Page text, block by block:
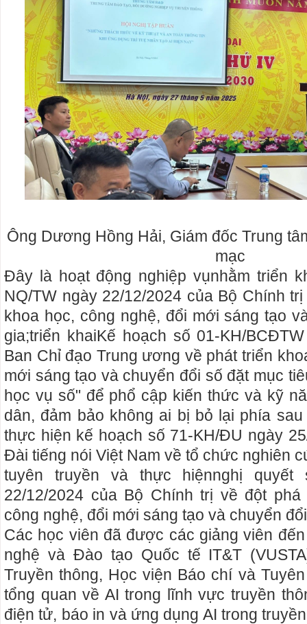
Ông Dương Hồng Hải, Giám đốc Trung
mạc
Đây là hoạt động nghiệp vụnhằm triển
NQ/TW ngày 22/12/2024 của Bộ Chính
khoa học, công nghệ, đổi mới sáng tạo
gia;triển khaiKế hoạch số 01-KH/
Ban Chỉ đạo Trung ương về phát triển
mới sáng tạo và chuyển đổi số đặt mục
học vụ số" để phổ cập kiến thức và kỹ
dân, đảm bảo không ai bị bỏ lại phía
thực hiện kế hoạch số 71-KH/ĐU ngày
Đài tiếng nói Việt Nam về tổ chức nghiên
tuyên truyền và thực hiệnnghị quyết
22/12/2024 của Bộ Chính trị về đột
công nghệ, đổi mới sáng tạo và chuyển
Các học viên đã được các giảng viên
nghệ và Đào tạo Quốc tế IT&T
Truyền thông, Học viện Báo chí và
tổng quan về AI trong lĩnh vực truyền
điện tử, báo in và ứng dụng AI trong